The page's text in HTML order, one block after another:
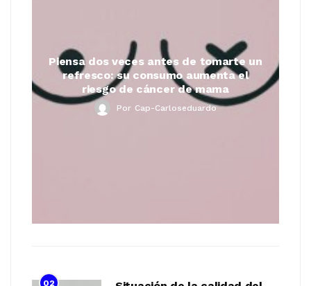
Piensa dos veces antes de tomarte un
refresco: su consumo aumenta el
riesgo de cáncer de mama
Por Cap-Carloseduardo
02